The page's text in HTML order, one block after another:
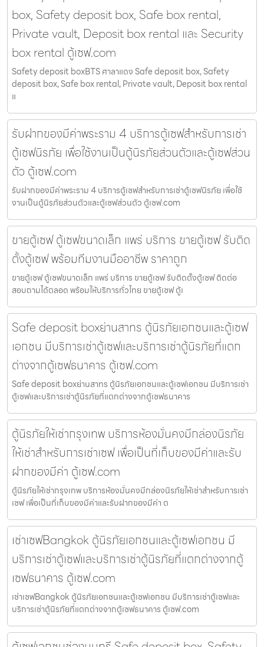
box, Safety deposit box, Safe box rental,
Private vault, Deposit box rental และ Security
box rental ตู้เซฟ.com
Safety deposit boxBTS ศาลาแดง Safe deposit box, Safety
deposit box, Safe box rental, Private vault, Deposit box rental
แ
รับฝากของมีค่าพระราม 4 บริการตู้เซฟสำหรับการเช่า
ตู้เซฟนิรภัย เพื่อใช้งานเป็นตู้นิรภัยส่วนตัวและตู้เซฟส่วน
ตัว ตู้เซฟ.com
รับฝากของมีค่าพระราม 4 บริการตู้เซฟสำหรับการเช่าตู้เซฟนิรภัย เพื่อใช้
งานเป็นตู้นิรภัยส่วนตัวและตู้เซฟส่วนตัว ตู้เซฟ.com
ขายตู้เซฟ ตู้เซฟขนาดเล็ก แพร่ บริการ ขายตู้เซฟ รับติด
ตั้งตู้เซฟ พร้อมทีมงานมืออาชีพ ราคาถูก
ขายตู้เซฟ ตู้เซฟขนาดเล็ก แพร่ บริการ ขายตู้เซฟ รับติดตั้งตู้เซฟ ติดต่อ
สอบถามได้ตลอด พร้อมให้บริการทั่วไทย ขายตู้เซฟ ตู้เ
Safe deposit boxย่านสาทร ตู้นิรภัยเอกชนและตู้เซฟ
เอกชน มีบริการเช่าตู้เซฟและบริการเช่าตู้นิรภัยที่แตก
ต่างจากตู้เซฟธนาคาร ตู้เซฟ.com
Safe deposit boxย่านสาทร ตู้นิรภัยเอกชนและตู้เซฟเอกชน มีบริการเช่า
ตู้เซฟและบริการเช่าตู้นิรภัยที่แตกต่างจากตู้เซฟธนาคาร
ตู้นิรภัยให้เช่ากรุงเทพ บริการห้องมั่นคงมีกล่องนิรภัย
ให้เช่าสำหรับการเช่าเซฟ เพื่อเป็นที่เก็บของมีค่าและรับ
ฝากของมีค่า ตู้เซฟ.com
ตู้นิรภัยให้เช่ากรุงเทพ บริการห้องมั่นคงมีกล่องนิรภัยให้เช่าสำหรับการเช่า
เซฟ เพื่อเป็นที่เก็บของมีค่าและรับฝากของมีค่า ต
เช่าเซฟBangkok ตู้นิรภัยเอกชนและตู้เซฟเอกชน มี
บริการเช่าตู้เซฟและบริการเช่าตู้นิรภัยที่แตกต่างจากตู้
เซฟธนาคาร ตู้เซฟ.com
เช่าเซฟBangkok ตู้นิรภัยเอกชนและตู้เซฟเอกชน มีบริการเช่าตู้เซฟและ
บริการเช่าตู้นิรภัยที่แตกต่างจากตู้เซฟธนาคาร ตู้เซฟ.com